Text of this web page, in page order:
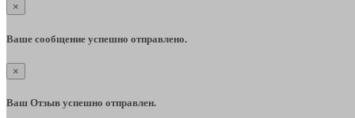
×
Ваше сообщение успешно отправлено.
×
Ваш Отзыв успешно отправлен.